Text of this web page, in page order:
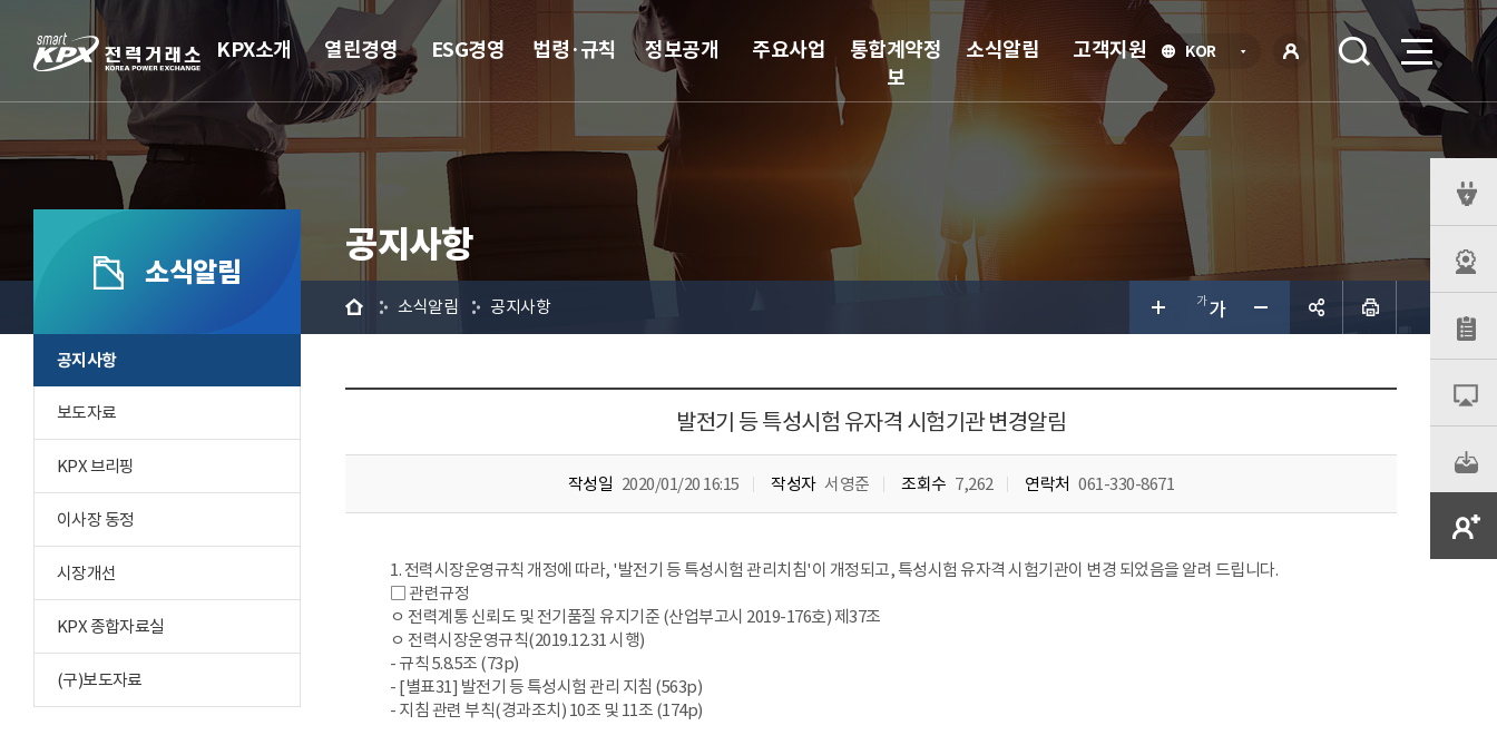
KOR언
선
그인
KPX소개 열린경영 ESG경영 법령·규칙 정보공개 주요사업
통합계약정
보
소식알림 고객지원
소식알림
공지사항
보도자료
KPX 브리핑
이사장 동정
시장개선
KPX 종합자료실
(구)보도자료
공지사항
홈 소식알림 공지사항
발전기 등 특성시험 유자격 시험기관 변경알림
작성일 2020/01/20 16:15 작성자 서영준 조회수 7,262 연락처 061-330-8671
1. 전력시장운영규칙 개정에 따라, '발전기 등 특성시험 관리치침'이 개정되고, 특성시험 유자격 시험기관이 변경 되었음을 알려 드립니다.
□ 관련규정
ㅇ 전력계통 신뢰도 및 전기품질 유지기준 (산업부고시 2019-176호) 제37조
ㅇ 전력시장운영규칙(2019.12.31 시행)
- 규칙 5.8.5조 (73p)
- [별표31] 발전기 등 특성시험 관리 지침 (563p)
- 지침 관련 부칙(경과조치) 10조 및 11조 (174p)